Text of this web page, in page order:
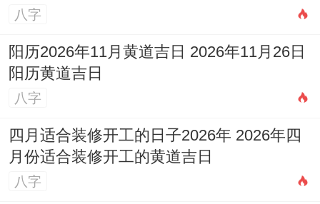
八字
阳历2026年11月黄道吉日 2026年11月26日
阳历黄道吉日
八字
四月适合装修开工的日子2026年 2026年四
月份适合装修开工的黄道吉日
八字